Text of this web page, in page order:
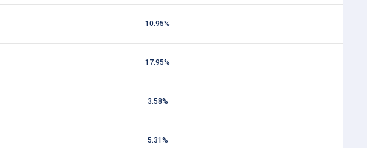
10.95%
17.95%
3.58%
5.31%